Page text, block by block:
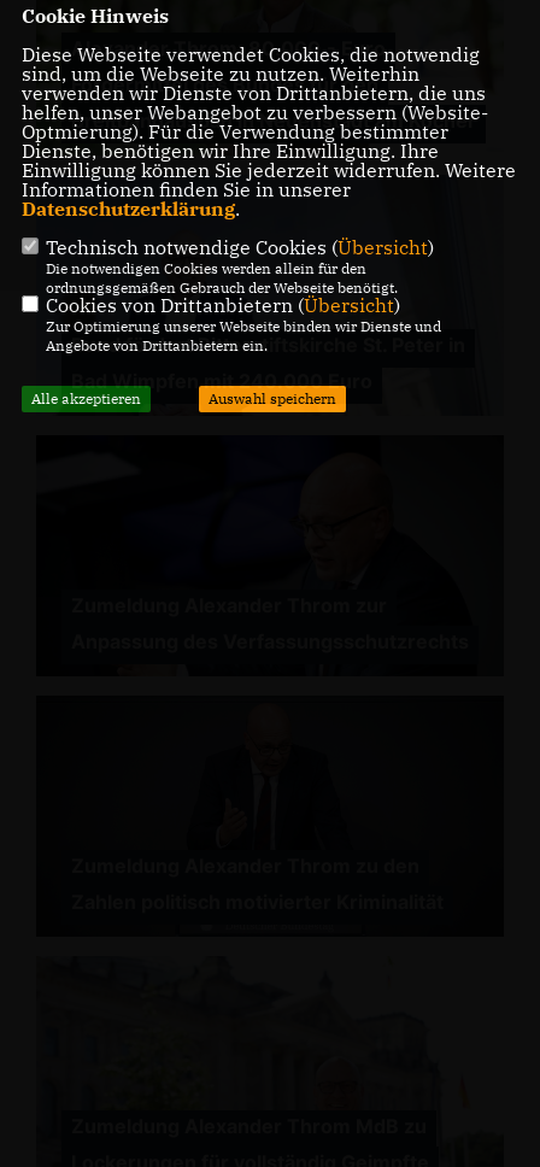
Alexander Throm: 80.000,- Euro
Fördermittel des Bundes für den
Breitbandausbau in Neuenstadt am Kocher
Bund fördert Ritterstiftskirche St. Peter in
Bad Wimpfen mit 240.000 Euro
Cookie Hinweis
Diese Webseite verwendet Cookies, die notwendig
sind, um die Webseite zu nutzen. Weiterhin
verwenden wir Dienste von Drittanbietern, die uns
helfen, unser Webangebot zu verbessern (Website-
Optmierung). Für die Verwendung bestimmter
Dienste, benötigen wir Ihre Einwilligung. Ihre
Einwilligung können Sie jederzeit widerrufen. Weitere
Informationen finden Sie in unserer
Datenschutzerklärung.
Technisch notwendige Cookies (Übersicht)
Die notwendigen Cookies werden allein für den
ordnungsgemäßen Gebrauch der Webseite benötigt.
Cookies von Drittanbietern (Übersicht)
Zur Optimierung unserer Webseite binden wir Dienste und
Angebote von Drittanbietern ein.
Alle akzeptieren Auswahl speichern